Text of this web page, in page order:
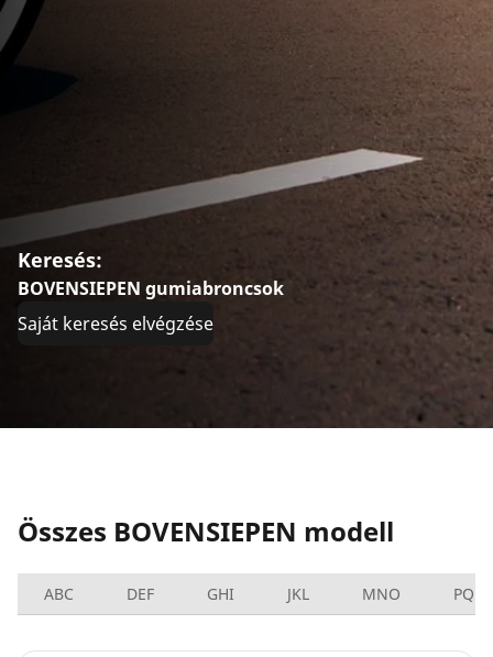
Keresés:
BOVENSIEPEN gumiabroncsok
Saját keresés elvégzése
Összes BOVENSIEPEN modell
ABC DEF GHI JKL MNO PQRS